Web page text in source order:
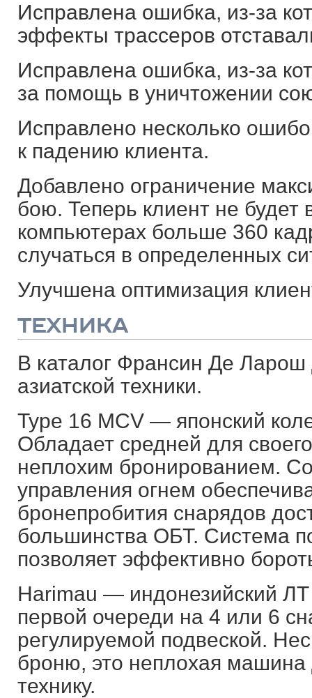
Исправлена ошибка, из-за
эффекты трассеров
Исправлена ошибка, из-за
за помощь в уничтожении
Исправлено несколько
к падению клиента.
Добавлено ограничение
бою. Теперь клиент не
компьютерах больше 360
случаться в определенных
Улучшена оптимизация
ТЕХНИКА
В каталог Франсин Де Ларош
азиатской техники.
Type 16 MCV — японский
Обладает средней для
неплохим бронированием.
управления огнем
бронепробития снарядов
большинства ОБТ. Система
позволяет эффективно
Harimau — индонезийский ЛТ
первой очереди на 4 или 6
регулируемой подвеской.
броню, это неплохая
технику.